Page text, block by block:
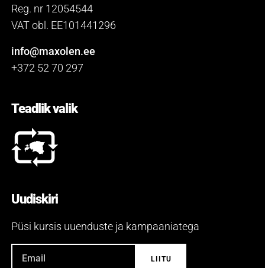
Reg. nr 12054544
VAT obl. EE101441296
info@maxolen.ee
+372 52 70 297
Teadlik valik
Uudiskiri
Püsi kursis uuenduste ja kampaaniatega